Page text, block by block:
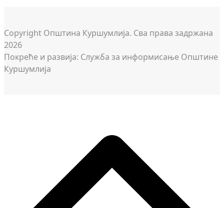
Copyright Општина Куршумлија. Сва права задржана
2026
Покреће и развија: Служба за информисање Општине
Куршумлија